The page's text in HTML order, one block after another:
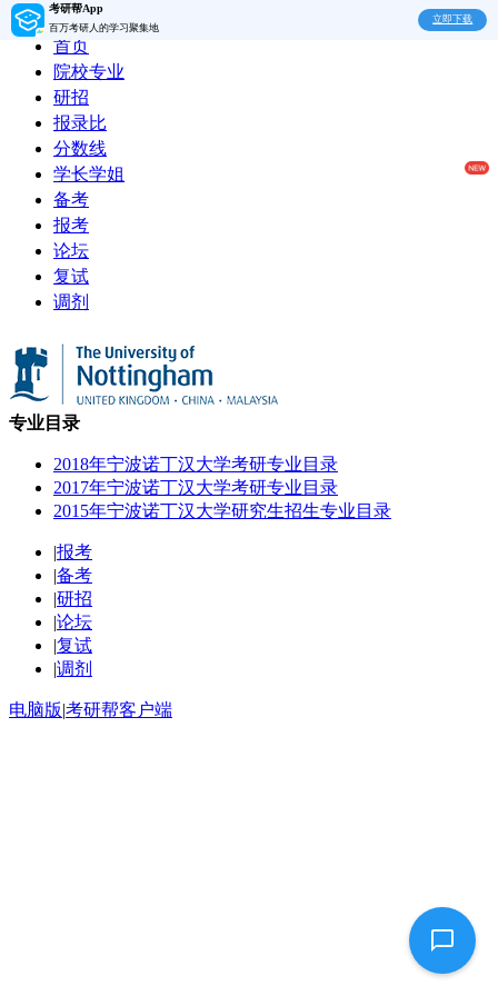
考研帮App
百万考研人的学习聚集地
立即下载
首页
院校专业
研招
报录比
分数线
学长学姐
备考
报考
论坛
复试
调剂
专业目录
2018年宁波诺丁汉大学考研专业目录
2017年宁波诺丁汉大学考研专业目录
2015年宁波诺丁汉大学研究生招生专业目录
|报考
|备考
|研招
|论坛
|复试
|调剂
电脑版|考研帮客户端